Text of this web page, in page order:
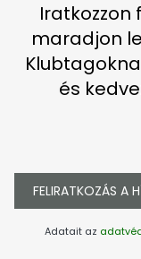
Iratkozzon
maradjon
és
FELIRATKOZÁS A
Adatait az